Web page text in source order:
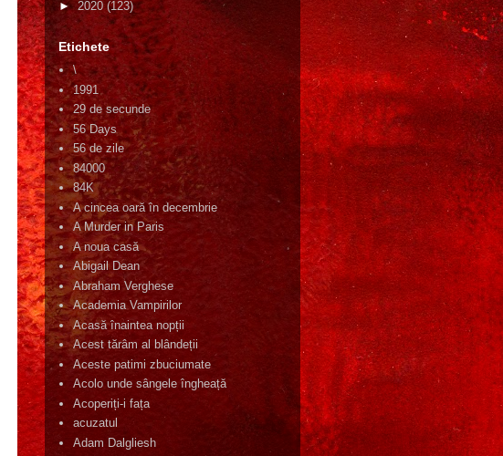
► 2020(123)
Etichete
\
1991
29 de secunde
56 Days
56 de zile
84000
84K
A cincea oară în decembrie
A Murder in Paris
A noua casă
Abigail Dean
Abraham Verghese
Academia Vampirilor
Acasă înaintea nopții
Acest tărâm al blândeții
Aceste patimi zbuciumate
Acolo unde sângele îngheață
Acoperiți-i fața
acuzatul
Adam Dalgliesh